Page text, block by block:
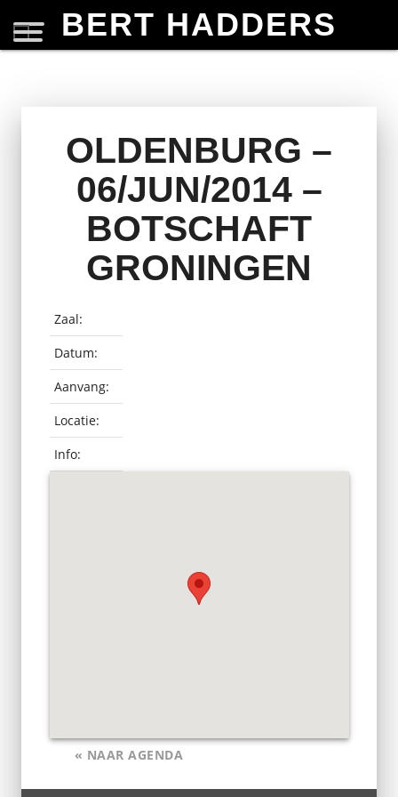
BERT HADDERS
OLDENBURG –
06/JUN/2014 –
BOTSCHAFT
GRONINGEN
Zaal:
Datum:
Aanvang:
Locatie:
Info:
« NAAR AGENDA